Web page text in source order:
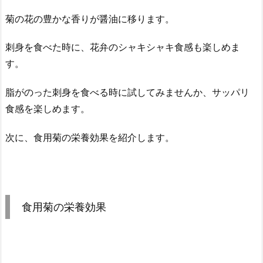
菊の花の豊かな香りが醤油に移ります。
刺身を食べた時に、花弁のシャキシャキ食感も楽しめま
す。
脂がのった刺身を食べる時に試してみませんか、サッパリ
食感を楽しめます。
次に、食用菊の栄養効果を紹介します。
食用菊の栄養効果